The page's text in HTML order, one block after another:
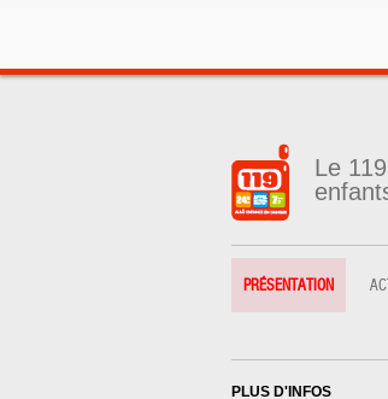
Le
PRÉSENTATION
PLUS D'INFOS